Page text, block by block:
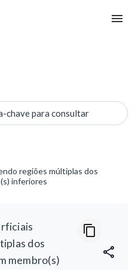
chave para consultar
regiões múltiplas dos
inferiores
dos
membro(s)